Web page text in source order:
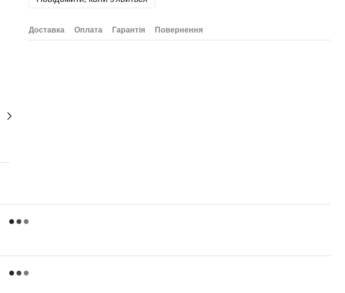
Доставка Оплата Гарантія Повернення